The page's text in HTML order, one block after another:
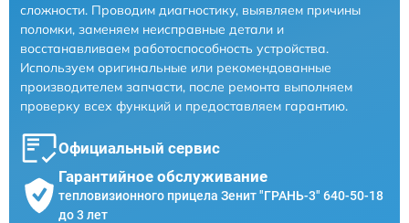
сложности. Проводим диагностику, выявляем причины
поломки, заменяем неисправные детали и
восстанавливаем работоспособность устройства.
Используем оригинальные или рекомендованные
производителем запчасти, после ремонта выполняем
проверку всех функций и предоставляем гарантию.
Официальный сервис
Гарантийное обслуживание
тепловизионного прицела Зенит "ГРАНЬ-3" 640-50-18
до 3 лет